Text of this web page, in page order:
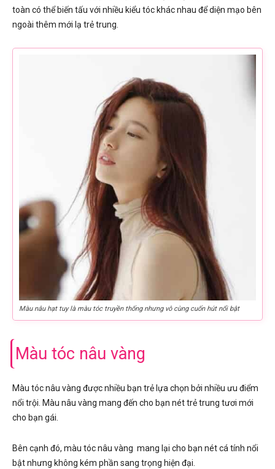
toàn có thể biến tấu với nhiều kiểu tóc khác nhau để diện mạo bên
ngoài thêm mới lạ trẻ trung.
Màu nâu hạt tuy là màu tóc truyền thống nhưng vô cùng cuốn hút nổi bật
Màu tóc nâu vàng
Màu tóc nâu vàng được nhiều bạn trẻ lựa chọn bởi nhiều ưu điểm
nổi trội. Màu nâu vàng mang đến cho bạn nét trẻ trung tươi mới
cho bạn gái.
Bên cạnh đó, màu tóc nâu vàng mang lại cho bạn nét cá tính nổi
bật nhưng không kém phần sang trọng hiện đại.